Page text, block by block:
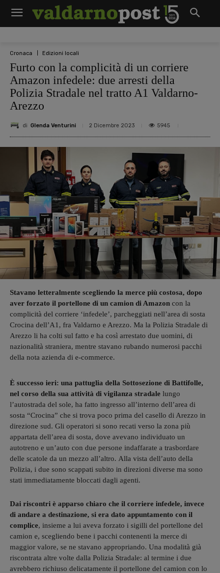
Cronaca Edizioni locali
Furto con la complicità di un corriere
Amazon infedele: due arresti della
Polizia Stradale nel tratto A1 Valdarno-
Arezzo
di Glenda Venturini 2 Dicembre 2023 5945
Stavano letteralmente scegliendo la merce più costosa, dopo
aver forzato il portellone di un camion di Amazon con la
complicità del corriere ‘infedele’, parcheggiati nell’area di sosta
Crocina dell’A1, fra Valdarno e Arezzo. Ma la Polizia Stradale di
Arezzo li ha colti sul fatto e ha così arrestato due uomini, di
nazionalità straniera, mentre stavano rubando numerosi pacchi
della nota azienda di e-commerce.
È successo ieri: una pattuglia della Sottosezione di Battifolle,
nel corso della sua attività di vigilanza stradale lungo
l’autostrada del sole, ha fatto ingresso all’interno dell’area di
sosta “Crocina” che si trova poco prima del casello di Arezzo in
direzione sud. Gli operatori si sono recati verso la zona più
appartata dell’area di sosta, dove avevano individuato un
autotreno e un’auto con due persone indaffarate a trasbordare
delle scatole da un mezzo all’altro. Alla vista dell’auto della
Polizia, i due sono scappati subito in direzioni diverse ma sono
stati immediatamente bloccati dagli agenti.
Dai riscontri è apparso chiaro che il corriere infedele, invece
di andare a destinazione, si era dato appuntamento con il
complice, insieme a lui aveva forzato i sigilli del portellone del
camion e, scegliendo bene i pacchi contenenti la merce di
maggior valore, se ne stavano appropriando. Una modalità già
riscontrata altre volte dalla Polizia Stradale: al termine i due
avrebbero richiuso delicatamente il portellone del camion con lo